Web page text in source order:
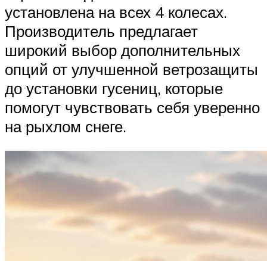
установлена на всех 4 колесах.
Производитель предлагает
широкий выбор дополнительных
опций от улучшенной ветрозащиты
до установки гусениц, которые
помогут чувствовать себя уверенно
на рыхлом снеге.